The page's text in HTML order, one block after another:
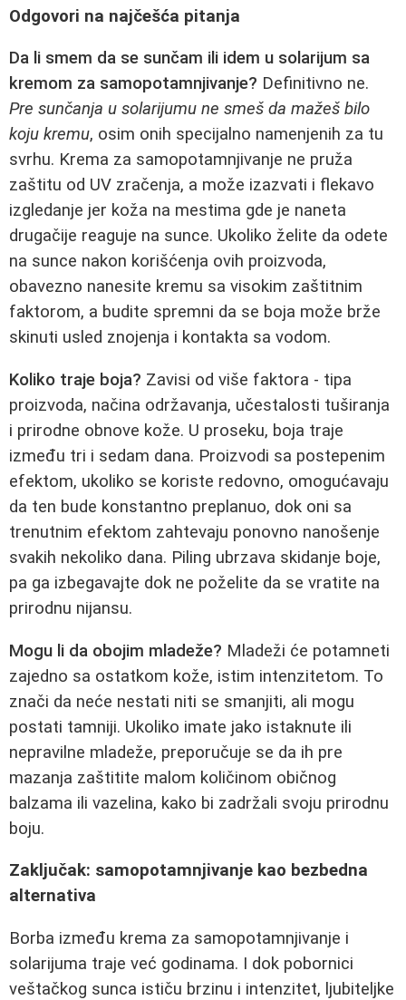
Odgovori na najčešća pitanja
Da li smem da se sunčam ili idem u solarijum sa
kremom za samopotamnjivanje? Definitivno ne.
Pre sunčanja u solarijumu ne smeš da mažeš bilo
koju kremu, osim onih specijalno namenjenih za tu
svrhu. Krema za samopotamnjivanje ne pruža
zaštitu od UV zračenja, a može izazvati i flekavo
izgledanje jer koža na mestima gde je naneta
drugačije reaguje na sunce. Ukoliko želite da odete
na sunce nakon korišćenja ovih proizvoda,
obavezno nanesite kremu sa visokim zaštitnim
faktorom, a budite spremni da se boja može brže
skinuti usled znojenja i kontakta sa vodom.
Koliko traje boja? Zavisi od više faktora - tipa
proizvoda, načina održavanja, učestalosti tuširanja
i prirodne obnove kože. U proseku, boja traje
između tri i sedam dana. Proizvodi sa postepenim
efektom, ukoliko se koriste redovno, omogućavaju
da ten bude konstantno preplanuo, dok oni sa
trenutnim efektom zahtevaju ponovno nanošenje
svakih nekoliko dana. Piling ubrzava skidanje boje,
pa ga izbegavajte dok ne poželite da se vratite na
prirodnu nijansu.
Mogu li da obojim mladeže? Mladeži će potamneti
zajedno sa ostatkom kože, istim intenzitetom. To
znači da neće nestati niti se smanjiti, ali mogu
postati tamniji. Ukoliko imate jako istaknute ili
nepravilne mladeže, preporučuje se da ih pre
mazanja zaštitite malom količinom običnog
balzama ili vazelina, kako bi zadržali svoju prirodnu
boju.
Zaključak: samopotamnjivanje kao bezbedna
alternativa
Borba između krema za samopotamnjivanje i
solarijuma traje već godinama. I dok pobornici
veštačkog sunca ističu brzinu i intenzitet, ljubiteljke